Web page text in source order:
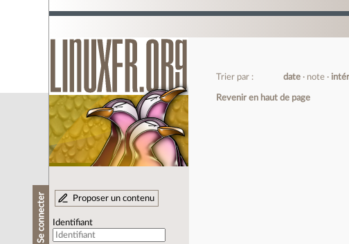
Se connecter Proposer un contenu
Identifiant
Trier par : date note
Revenir en haut de page